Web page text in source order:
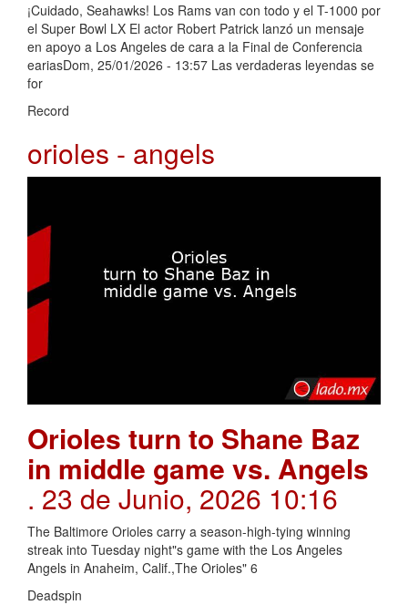
¡Cuidado, Seahawks! Los Rams van con todo y el T-1000 por
el Super Bowl LX El actor Robert Patrick lanzó un mensaje
en apoyo a Los Angeles de cara a la Final de Conferencia
eariasDom, 25/01/2026 - 13:57 Las verdaderas leyendas se
for
Record
orioles - angels
Orioles turn to Shane Baz
in middle game vs. Angels
. 23 de Junio, 2026 10:16
The Baltimore Orioles carry a season-high-tying winning
streak into Tuesday night"s game with the Los Angeles
Angels in Anaheim, Calif.,The Orioles" 6
Deadspin